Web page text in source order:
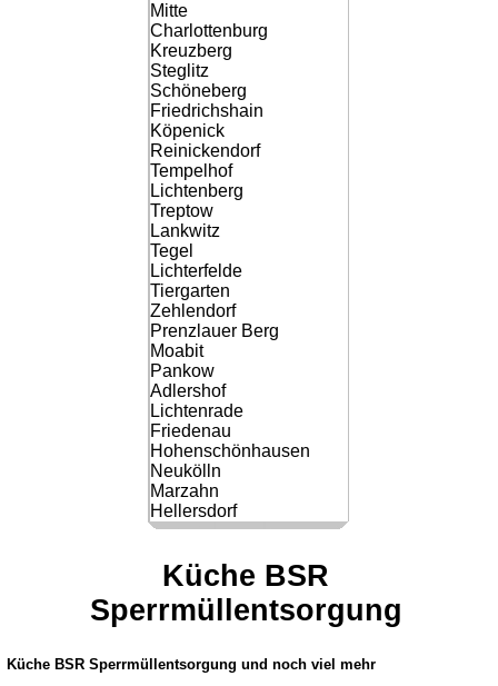
Mitte
Charlottenburg
Kreuzberg
Steglitz
Schöneberg
Friedrichshain
Köpenick
Reinickendorf
Tempelhof
Lichtenberg
Treptow
Lankwitz
Tegel
Lichterfelde
Tiergarten
Zehlendorf
Prenzlauer Berg
Moabit
Pankow
Adlershof
Lichtenrade
Friedenau
Hohenschönhausen
Neukölln
Marzahn
Hellersdorf
Küche BSR
Sperrmüllentsorgung
Küche BSR Sperrmüllentsorgung und noch viel mehr